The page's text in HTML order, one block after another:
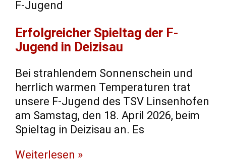
F-Jugend
​Erfolgreicher Spieltag der F-
Jugend in Deizisau
​Bei strahlendem Sonnenschein und
herrlich warmen Temperaturen trat
unsere F-Jugend des TSV Linsenhofen
am Samstag, den 18. April 2026, beim
Spieltag in Deizisau an. ​Es
Weiterlesen »